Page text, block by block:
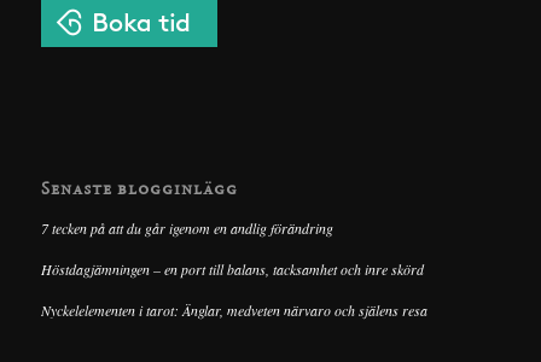
Senaste blogginlägg
7 tecken på att du går igenom en andlig förändring
Höstdagjämningen – en port till balans, tacksamhet och inre skörd
Nyckelelementen i tarot: Änglar, medveten närvaro och själens resa